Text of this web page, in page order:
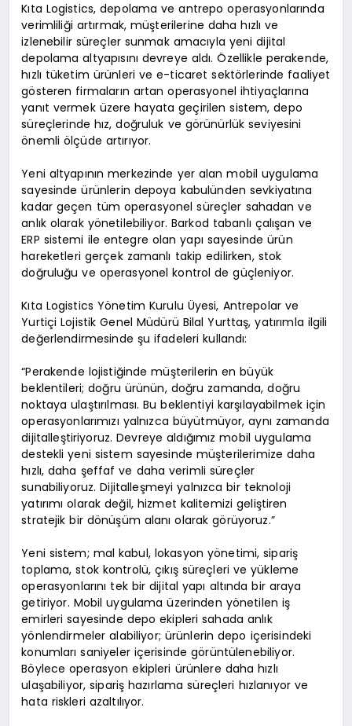
Kıta Logistics, depolama ve antrepo operasyonlarında
verimliliği artırmak, müşterilerine daha hızlı ve
izlenebilir süreçler sunmak amacıyla yeni dijital
depolama altyapısını devreye aldı. Özellikle perakende,
hızlı tüketim ürünleri ve e-ticaret sektörlerinde faaliyet
gösteren firmaların artan operasyonel ihtiyaçlarına
yanıt vermek üzere hayata geçirilen sistem, depo
süreçlerinde hız, doğruluk ve görünürlük seviyesini
önemli ölçüde artırıyor.
Yeni altyapının merkezinde yer alan mobil uygulama
sayesinde ürünlerin depoya kabulünden sevkiyatına
kadar geçen tüm operasyonel süreçler sahadan ve
anlık olarak yönetilebiliyor. Barkod tabanlı çalışan ve
ERP sistemi ile entegre olan yapı sayesinde ürün
hareketleri gerçek zamanlı takip edilirken, stok
doğruluğu ve operasyonel kontrol de güçleniyor.
Kıta Logistics Yönetim Kurulu Üyesi, Antrepolar ve
Yurtiçi Lojistik Genel Müdürü Bilal Yurttaş, yatırımla ilgili
değerlendirmesinde şu ifadeleri kullandı:
“Perakende lojistiğinde müşterilerin en büyük
beklentileri; doğru ürünün, doğru zamanda, doğru
noktaya ulaştırılması. Bu beklentiyi karşılayabilmek için
operasyonlarımızı yalnızca büyütmüyor, aynı zamanda
dijitalleştiriyoruz. Devreye aldığımız mobil uygulama
destekli yeni sistem sayesinde müşterilerimize daha
hızlı, daha şeffaf ve daha verimli süreçler
sunabiliyoruz. Dijitalleşmeyi yalnızca bir teknoloji
yatırımı olarak değil, hizmet kalitemizi geliştiren
stratejik bir dönüşüm alanı olarak görüyoruz.”
Yeni sistem; mal kabul, lokasyon yönetimi, sipariş
toplama, stok kontrolü, çıkış süreçleri ve yükleme
operasyonlarını tek bir dijital yapı altında bir araya
getiriyor. Mobil uygulama üzerinden yönetilen iş
emirleri sayesinde depo ekipleri sahada anlık
yönlendirmeler alabiliyor; ürünlerin depo içerisindeki
konumları saniyeler içerisinde görüntülenebiliyor.
Böylece operasyon ekipleri ürünlere daha hızlı
ulaşabiliyor, sipariş hazırlama süreçleri hızlanıyor ve
hata riskleri azaltılıyor.